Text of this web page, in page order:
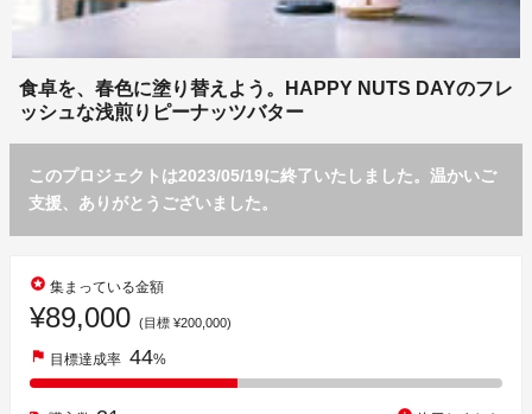
食卓を、春色に塗り替えよう。HAPPY NUTS DAYのフレ
ッシュな浅煎りピーナッツバター
このプロジェクトは2023/05/19に終了いたしました。温かいご
支援、ありがとうございました。
stars 集まっている金額
¥89,000 (目標 ¥200,000)
flag 目標達成率 44%